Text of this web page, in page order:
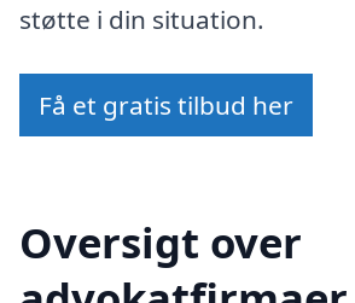
støtte i din situation.
Få et gratis tilbud her
Oversigt over